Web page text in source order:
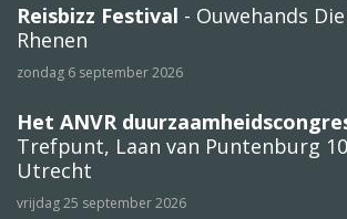
Reisbizz Festival - Ouwehands
Rhenen
zondag 6 september 2026
Het ANVR
Trefpunt, Laan van Puntenburg
Utrecht
vrijdag 25 september 2026